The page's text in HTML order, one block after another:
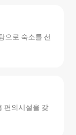
으로 숙소를 선
편의시설을 갖